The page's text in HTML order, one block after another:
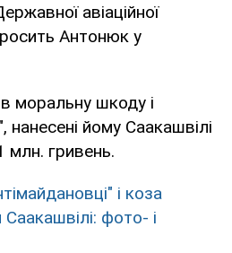
авіаційної
Антонюк у
моральну шкоду і
нанесені йому Саакашвілі
млн. гривень.
і коза
фото- і